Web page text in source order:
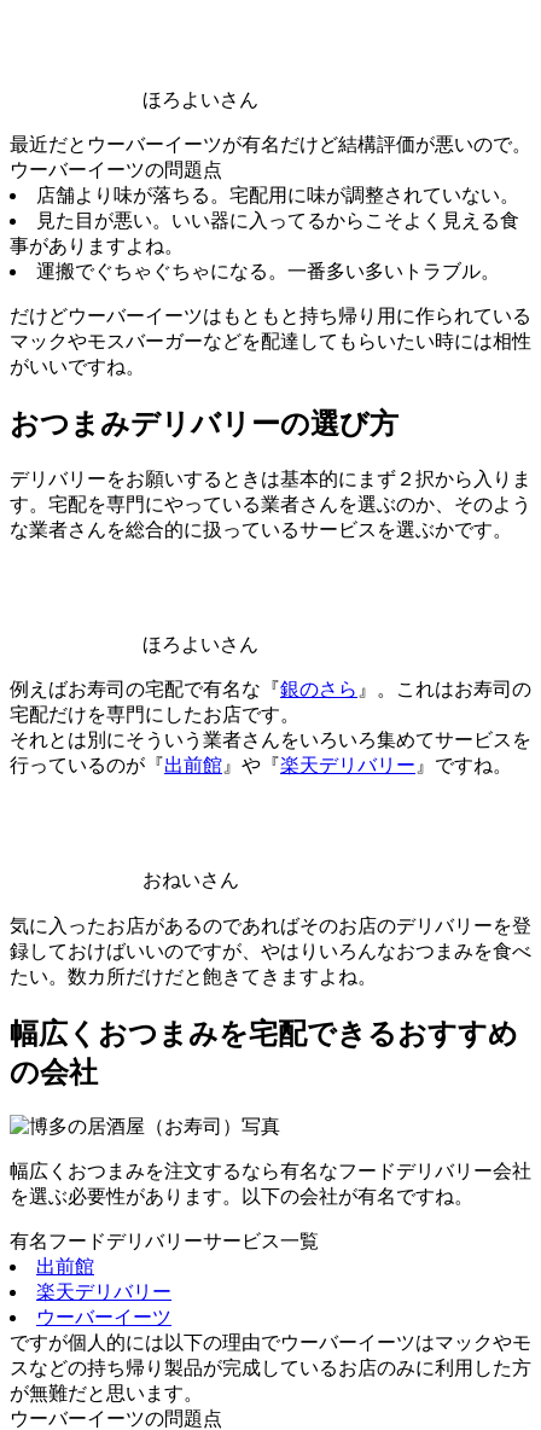
ほろよいさん
最近だとウーバーイーツが有名だけど結構評価が悪いので。
ウーバーイーツの問題点
店舗より味が落ちる。宅配用に味が調整されていない。
見た目が悪い。いい器に入ってるからこそよく見える食
事がありますよね。
運搬でぐちゃぐちゃになる。一番多い多いトラブル。
だけどウーバーイーツはもともと持ち帰り用に作られている
マックやモスバーガーなどを配達してもらいたい時には相性
がいいですね。
おつまみデリバリーの選び方
デリバリーをお願いするときは基本的にまず２択から入りま
す。宅配を専門にやっている業者さんを選ぶのか、そのよう
な業者さんを総合的に扱っているサービスを選ぶかです。
ほろよいさん
例えばお寿司の宅配で有名な『銀のさら 』。これはお寿司の
宅配だけを専門にしたお店です。
それとは別にそういう業者さんをいろいろ集めてサービスを
行っているのが『出前館 』や『楽天デリバリー 』ですね。
おねいさん
気に入ったお店があるのであればそのお店のデリバリーを登
録しておけばいいのですが、やはりいろんなおつまみを食べ
たい。数カ所だけだと飽きてきますよね。
幅広くおつまみを宅配できるおすすめ
の会社
幅広くおつまみを注文するなら有名なフードデリバリー会社
を選ぶ必要性があります。以下の会社が有名ですね。
有名フードデリバリーサービス一覧
出前館
楽天デリバリー
ウーバーイーツ
ですが個人的には以下の理由でウーバーイーツはマックやモ
スなどの持ち帰り製品が完成しているお店のみに利用した方
が無難だと思います。
ウーバーイーツの問題点